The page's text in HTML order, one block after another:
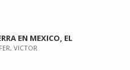
EN MEXICO, EL
VICTOR